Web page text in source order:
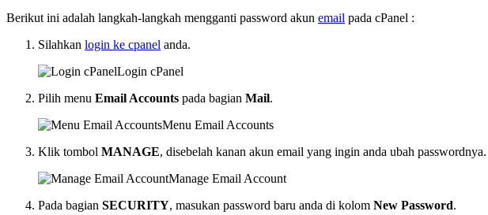
Berikut ini adalah langkah-langkah mengganti password akun email pada cPanel :
Silahkan login ke cpanel anda.
Login cPanel
Pilih menu Email Accounts pada bagian Mail.
Menu Email Accounts
Klik tombol MANAGE, disebelah kanan akun email yang ingin anda ubah passwordnya.
Manage Email Account
Pada bagian SECURITY, masukan password baru anda di kolom New Password.